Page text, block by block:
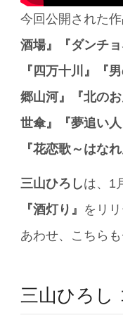
今回公開された作
酒場』『ダンチ
『四万十川』『
郷山河』『北の
世傘』『夢追い
『花恋歌～はな
三山ひろしは、1
『酒灯り』 をリ
あわせ、こちら
三山ひろし